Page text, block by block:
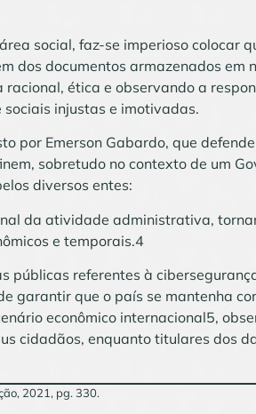
social, faz-se imperioso colocar
dos documentos armazenados em
ética e observando a
injustas e imotivadas.
por Emerson Gabardo, que
sobretudo no contexto de um
diversos entes:
da atividade administrativa,
e temporais.4
públicas referentes à
garantir que o país se mantenha
econômico internacional5,
cidadãos, enquanto titulares dos
2021, pg. 330.